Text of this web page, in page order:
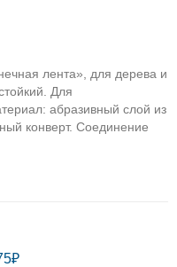
лента», для дерева и
Для
абразивный слой из
конверт. Соединение